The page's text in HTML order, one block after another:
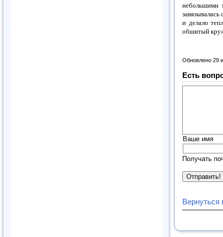
небольшими
и делало
обшитый
Обновлено 29
Есть
Ваше имя
Получать
Вернуться